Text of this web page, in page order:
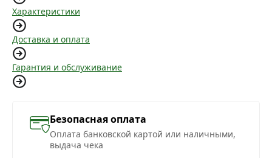
Характеристики
Доставка и оплата
Гарантия и обслуживание
Безопасная оплата
Оплата банковской картой или наличными,
выдача чека